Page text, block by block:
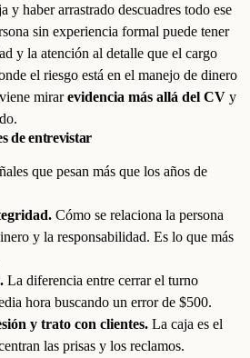
y haber arrastrado descuadres todo ese
sin experiencia formal puede tener
y la atención al detalle que el cargo
el riesgo está en el manejo de dinero
mirarevidencia más allá del CV y
de entrevistar
que pesan más que los años de
Cómo se relaciona la persona
y la responsabilidad. Es lo que más
La diferencia entre cerrar el turno
hora buscando un error de $500.
y trato con clientes. La caja es el
las prisas y los reclamos.